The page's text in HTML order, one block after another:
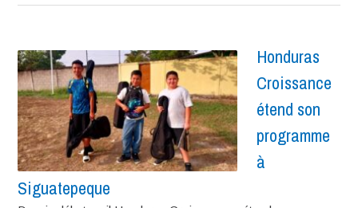
Honduras
Croissance
étend son
programme
à
Siguatepeque